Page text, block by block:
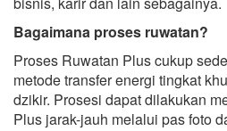
Bagaimana proses ruwatan?
Proses Ruwatan Plus cukup
metode transfer energi tingkat
dzikir. Prosesi dapat dilakukan
Plus jarak-jauh melalui pas foto